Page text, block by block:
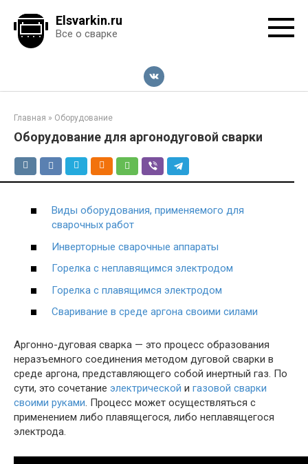
контенту
Elsvarkin.ru
Все о сварке
Главная » Оборудование
Оборудование для аргонодуговой сварки
Виды оборудования, применяемого для
сварочных работ
Инверторные сварочные аппараты
Горелка с неплавящимся электродом
Горелка с плавящимся электродом
Сваривание в среде аргона своими силами
Аргонно-дуговая сварка — это процесс образования
неразъемного соединения методом дуговой сварки в
среде аргона, представляющего собой инертный газ. По
сути, это сочетание электрической и газовой сварки
своими руками. Процесс может осуществляться с
применением либо плавящегося, либо неплавящегося
электрода.